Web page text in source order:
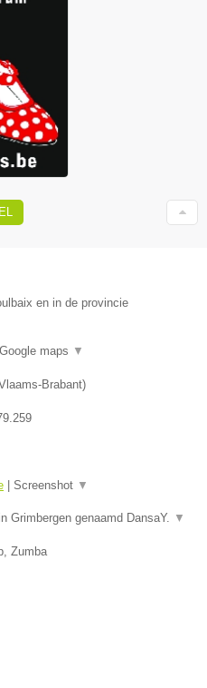
en in de provincie
Google maps ▼
Brabant)
| Screenshot ▼
Grimbergen genaamd DansaY. ▼
Zumba